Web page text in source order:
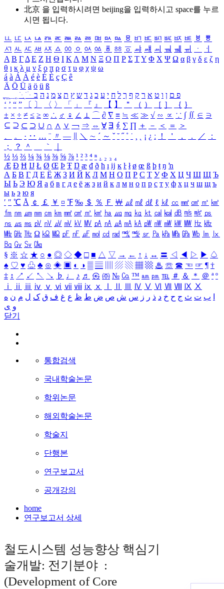
北京 을 입력하시려면 beijing을 입력하시고 space를 누르
시면 됩니다.
ㅥ ㅦ ㅧ ㅨ ㅩ ㅪ ㅫ ㅬ ㅭ ㅮ ㅯ ㅰ ㅱ ㅲ ㅳ ㅴ ㅵ ㅶ ㅷ ㅸ
ㅹ
ㅺ ㅻ ㅼ ㅽ ㅾ ㅿ ㆀ ㆁ ㆂ ㆃ ㆄ ㆅ ㆆ ㆇ ㆈ ㆉ ㆊ ㆋ ㆌ ㆍ
ㆎ
Α Β ΓΔ Ε Ζ Η Θ Ι ΚΛ Μ Ν Ξ Ο Π Ρ Σ ΤΥ Φ Χ Ψ Ω α β γ δ ε ζ η
θ ι κ λ μ ν ξ ο π ρ σ τ υ φ χ ψ ω
á à Á À é è É È ç Ç ê
Ä Ö Ü ä ö ü ß
ִֶֹ ֻּ ׁׂ פ ם ן ו ט א ר ק ף ך ל ח י ע כ ג ד ש ץ ת צ מ נ ה ב
‘ ’ “ ” 〔 〕 〈 〉 「 」 『 』 【 】 ＂ （ ） ［ ］ ｛ ｝
± × ÷ ≠ ≤ ≥ ∞ ∴ ♂ ♀ ∠ ⊥ ⌒ ∂ ∇ ≡ ≒ ≪ ≫ √ ∽ ∝ ∵ ∫ ∬ ∈ ∋
⊆ ⊇ ⊂ ⊃ ∪ ∩ ∧ ∨ ￢ ⇒ ⇔ ∀ ∃ ∮ ∑ ∏ ＋ － ＜ ＝
＞
、
。 · ‥ … ¨ 〃 ― ＼ ∼ ´ ～ ˇ ˘ ˝ ˚ ˙ ¸ ¡ ¿ ː ！ ＇ ， ． ／
：
；
？ ＾ ｀
½ ⅓ ⅔ ¼ ¾ ⅛ ⅜ ⅝ ⅞ ¹ ² ³ ⁴ ⁿ ₁ ₂ ₃ ₄
Æ Ð Ħ Ĳ Ł Ø Œ Þ Ŧ Ŋ æ đ ð ħ ı ĳ ĸ ŀ ł ø œ ß þ ŧ ŋ ŉ
А Б В Г Д Е Ё Ж З И Й К Л М Н О П Р С Т У Ф Х Ц Ч Ш Щ Ъ
Ы Ь Э Ю Я а б в г д е ё ж з и й к л м н о п р с т у ф х ц ч ш щ ъ
ы ь э ю я
′ ″ ℃ Å ￠ ￡ ￥ ¤ ℉ ‰ ＄ ％ Ｆ ￦ ㎕ ㎖ ㎗ ℓ ㎘ ㏄ ㎣ ㎤ ㎥ ㎦
㎙ ㎚ ㎛ ㎜ ㎝ ㎞ ㎟ ㎠ ㎡ ㎢ ㏊ ㎍ ㎎ ㎏ ㏏ ㎈ ㎉ ㏈ ㎧ ㎨ ㎰
㎱ ㎲ ㎳ ㎴ ㎵ ㎶ ㎷ ㎸ ㎹ ㎀ ㎁ ㎂ ㎃ ㎄ ㎺ ㎻ ㎽ ㎾ ㎿ ㎐ ㎑
㎒ ㎓ ㎔ Ω ㏀ ㏁ ㎊ ㎋ ㎌ ㏖ ㏅ ㎭ ㎮ ㎯ ㏛ ㎩ ㎪ ㎫ ㎬ ㏝ ㏐
㏓
㏃ ㏉ ㏜ ㏆
§ ※ ☆ ★ ○ ● ◎ ◇ ◆ □ ■ △ ▽ → ← ↑ ↓ ↔ 〓 ◁ ◀ ▷ ▶ ♤
♠ ♡ ♥ ♧ ♣ ⊙ ◈ ▣ ◐ ◑ ▒ ▤ ▨ ▧ ▦ ▩ ♨ ☏ ☎ ☜ ☞ ¶ †
‡ ↕ ↗ ↙ ↖ ↘ ♭ ♩ ♪ ♬ ㉿ ㈜ № ㏇ ™ ㏂ ㏘ ℡ ＃ ＆ ＊ ＠ ª º
ⅰ
ⅱ ⅲ ⅳ ⅴ ⅵ ⅶ ⅷ ⅸ ⅹ Ⅳ Ⅴ Ⅵ Ⅶ Ⅷ Ⅸ Ⅹ
ب ت ث ج ح خ د ذ ر ز س ش ص ض ط ظ ع غ ف ق ک ل م ن ه
و ی
닫기
통합검색
국내학술논문
학위논문
해외학술논문
학술지
단행본
연구보고서
공개강의
home
연구보고서 상세
철도시스템 성능향상 핵심기
술개발: 전기분야 :
(Development of Core